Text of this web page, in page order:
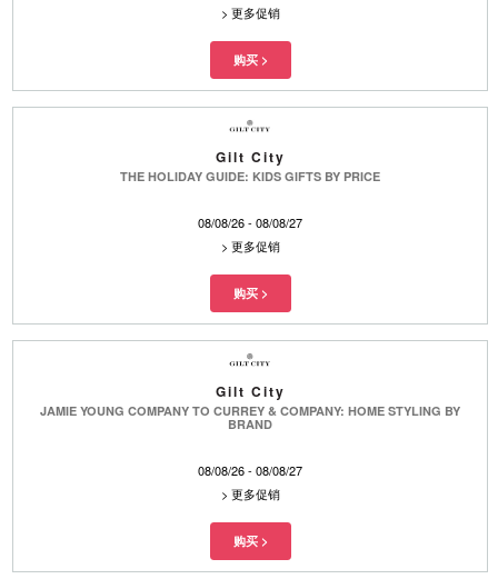
> 更多促销
Gilt City
THE HOLIDAY GUIDE: KIDS GIFTS BY PRICE
08/08/26 - 08/08/27
> 更多促销
Gilt City
JAMIE YOUNG COMPANY TO CURREY & COMPANY: HOME STYLING BY
BRAND
08/08/26 - 08/08/27
> 更多促销